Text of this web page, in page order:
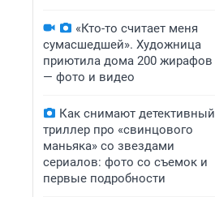
«Кто-то считает меня
сумасшедшей». Художница
приютила дома 200 жирафов
— фото и видео
Как снимают детективный
триллер про «свинцового
маньяка» со звездами
сериалов: фото со съемок и
первые подробности